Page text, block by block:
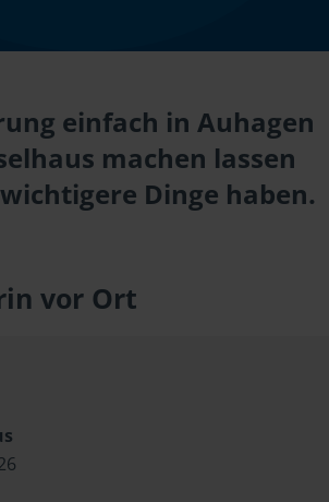
einfach in Auhagen
machen lassen
Dinge haben.
vor Ort